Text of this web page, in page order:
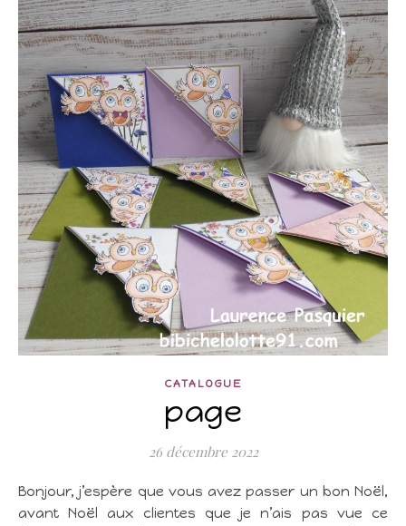
CATALOGUE
page
26 décembre 2022
Bonjour, j’espère que vous avez passer un bon Noël,
avant Noël aux clientes que je n’ais pas vue ce